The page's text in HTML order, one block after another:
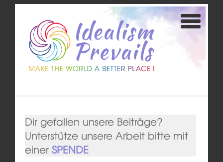
Dir gefallen unsere Beiträge?
Unterstütze unsere Arbeit bitte mit
einer SPENDE